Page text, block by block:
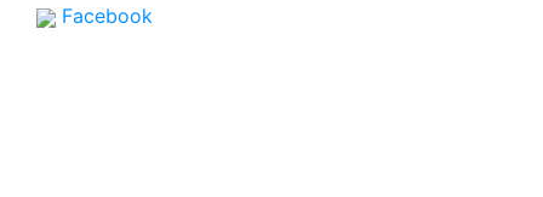
Facebook